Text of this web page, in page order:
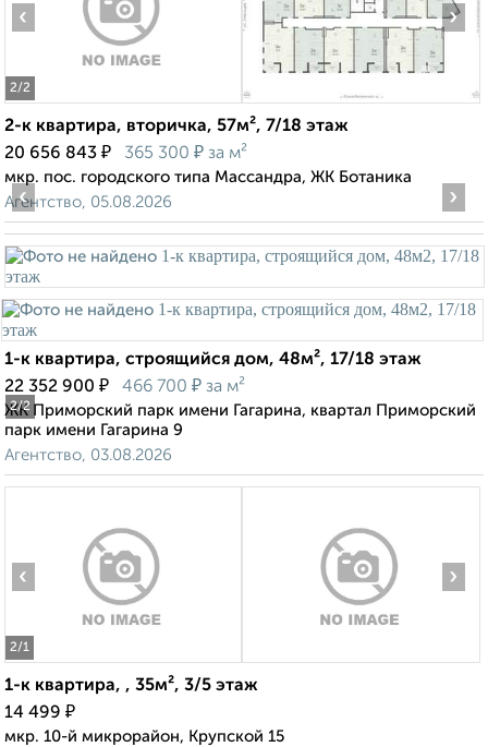
2/2
‹ ›
2-к квартира, вторичка, 57м², 7/18 этаж
20 656 843 ₽ 365 300 ₽ за м²
мкр. пос. городского типа Массандра, ЖК Ботаника
Агентство, 05.08.2026
2/2
‹ ›
1-к квартира, строящийся дом, 48м², 17/18 этаж
22 352 900 ₽ 466 700 ₽ за м²
ЖК Приморский парк имени Гагарина, квартал Приморский
парк имени Гагарина 9
Агентство, 03.08.2026
2/1
‹ ›
1-к квартира, , 35м², 3/5 этаж
14 499 ₽
мкр. 10-й микрорайон, Крупской 15